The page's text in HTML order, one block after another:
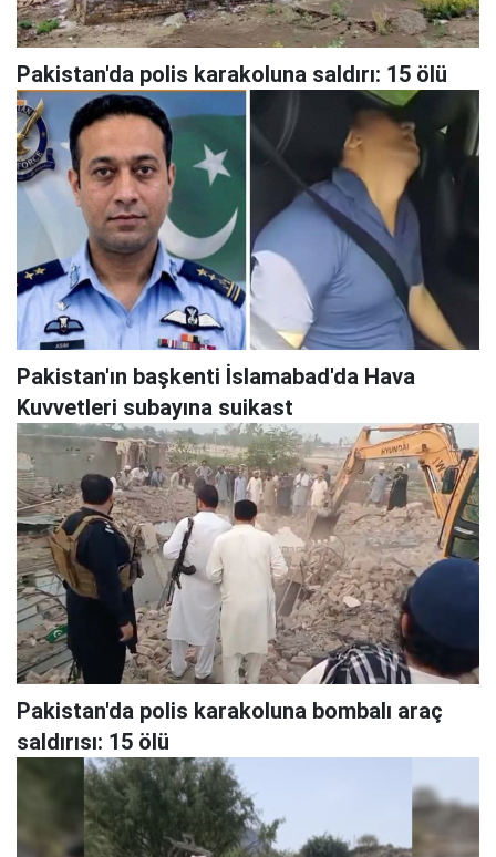
Pakistan'da polis karakoluna saldırı: 15 ölü
Pakistan'ın başkenti İslamabad'da Hava
Kuvvetleri subayına suikast
Pakistan'da polis karakoluna bombalı araç
saldırısı: 15 ölü